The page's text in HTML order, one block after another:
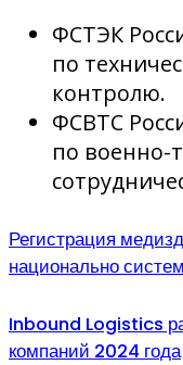
ФСТЭК
по
контролю.
ФСВТС
по военно-
Регистрация
национально
Inbound Logistics
компаний 2024 года